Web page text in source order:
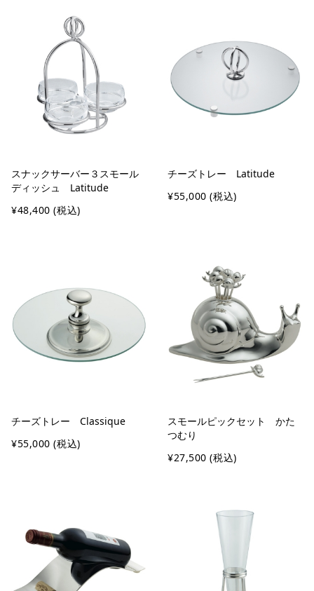
スナックサーバー３スモール
ディッシュ Latitude
¥48,400 (税込)
チーズトレー Latitude
¥55,000 (税込)
チーズトレー Classique
¥55,000 (税込)
スモールピックセット かた
つむり
¥27,500 (税込)